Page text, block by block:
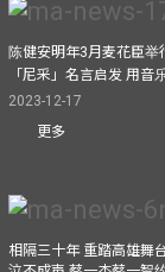
陈健安明年3月麦花臣
「尼采」名言启发 用音
2023-12-17
更多
相隔三十年 重踏高雄舞